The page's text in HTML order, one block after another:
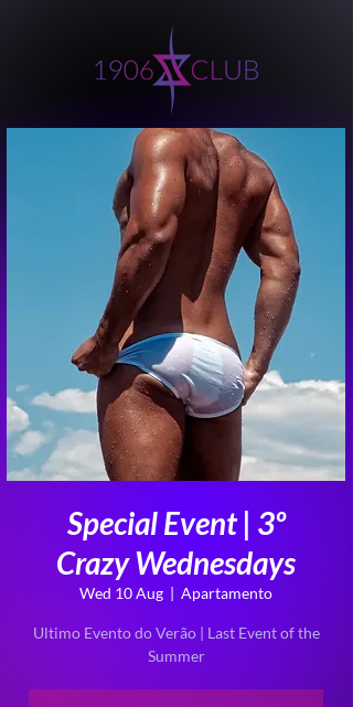
Special Event | 3º
Crazy Wednesdays
Wed 10 Aug
  |
Apartamento
Ultimo Evento do Verão | Last Event of the
Summer